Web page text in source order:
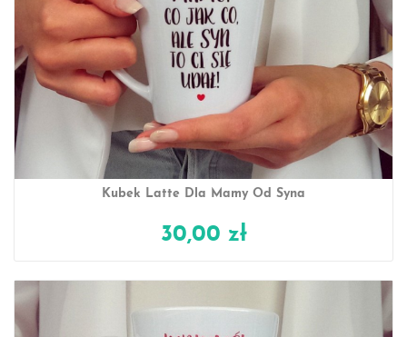
Kubek Latte Dla Mamy Od Syna
30,00 zł